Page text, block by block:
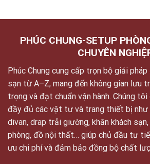
PHÚC CHUNG-SETUP
CHUYÊN NGHIỆP
Phúc Chung cung cấp trọn bộ giải pháp
sạn từ A–Z, mang đến không gian lưu
trọng và đạt chuẩn vận hành. Chúng tôi
đầy đủ các vật tư và trang thiết bị như
divan, drap trải giường, khăn khách
phòng, đồ nội thất… giúp chủ đầu tư